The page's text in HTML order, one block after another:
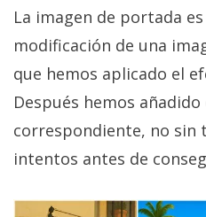
La imagen de portada
modificación de una
que hemos aplicado el
Después hemos
correspondiente, no sin
intentos antes de